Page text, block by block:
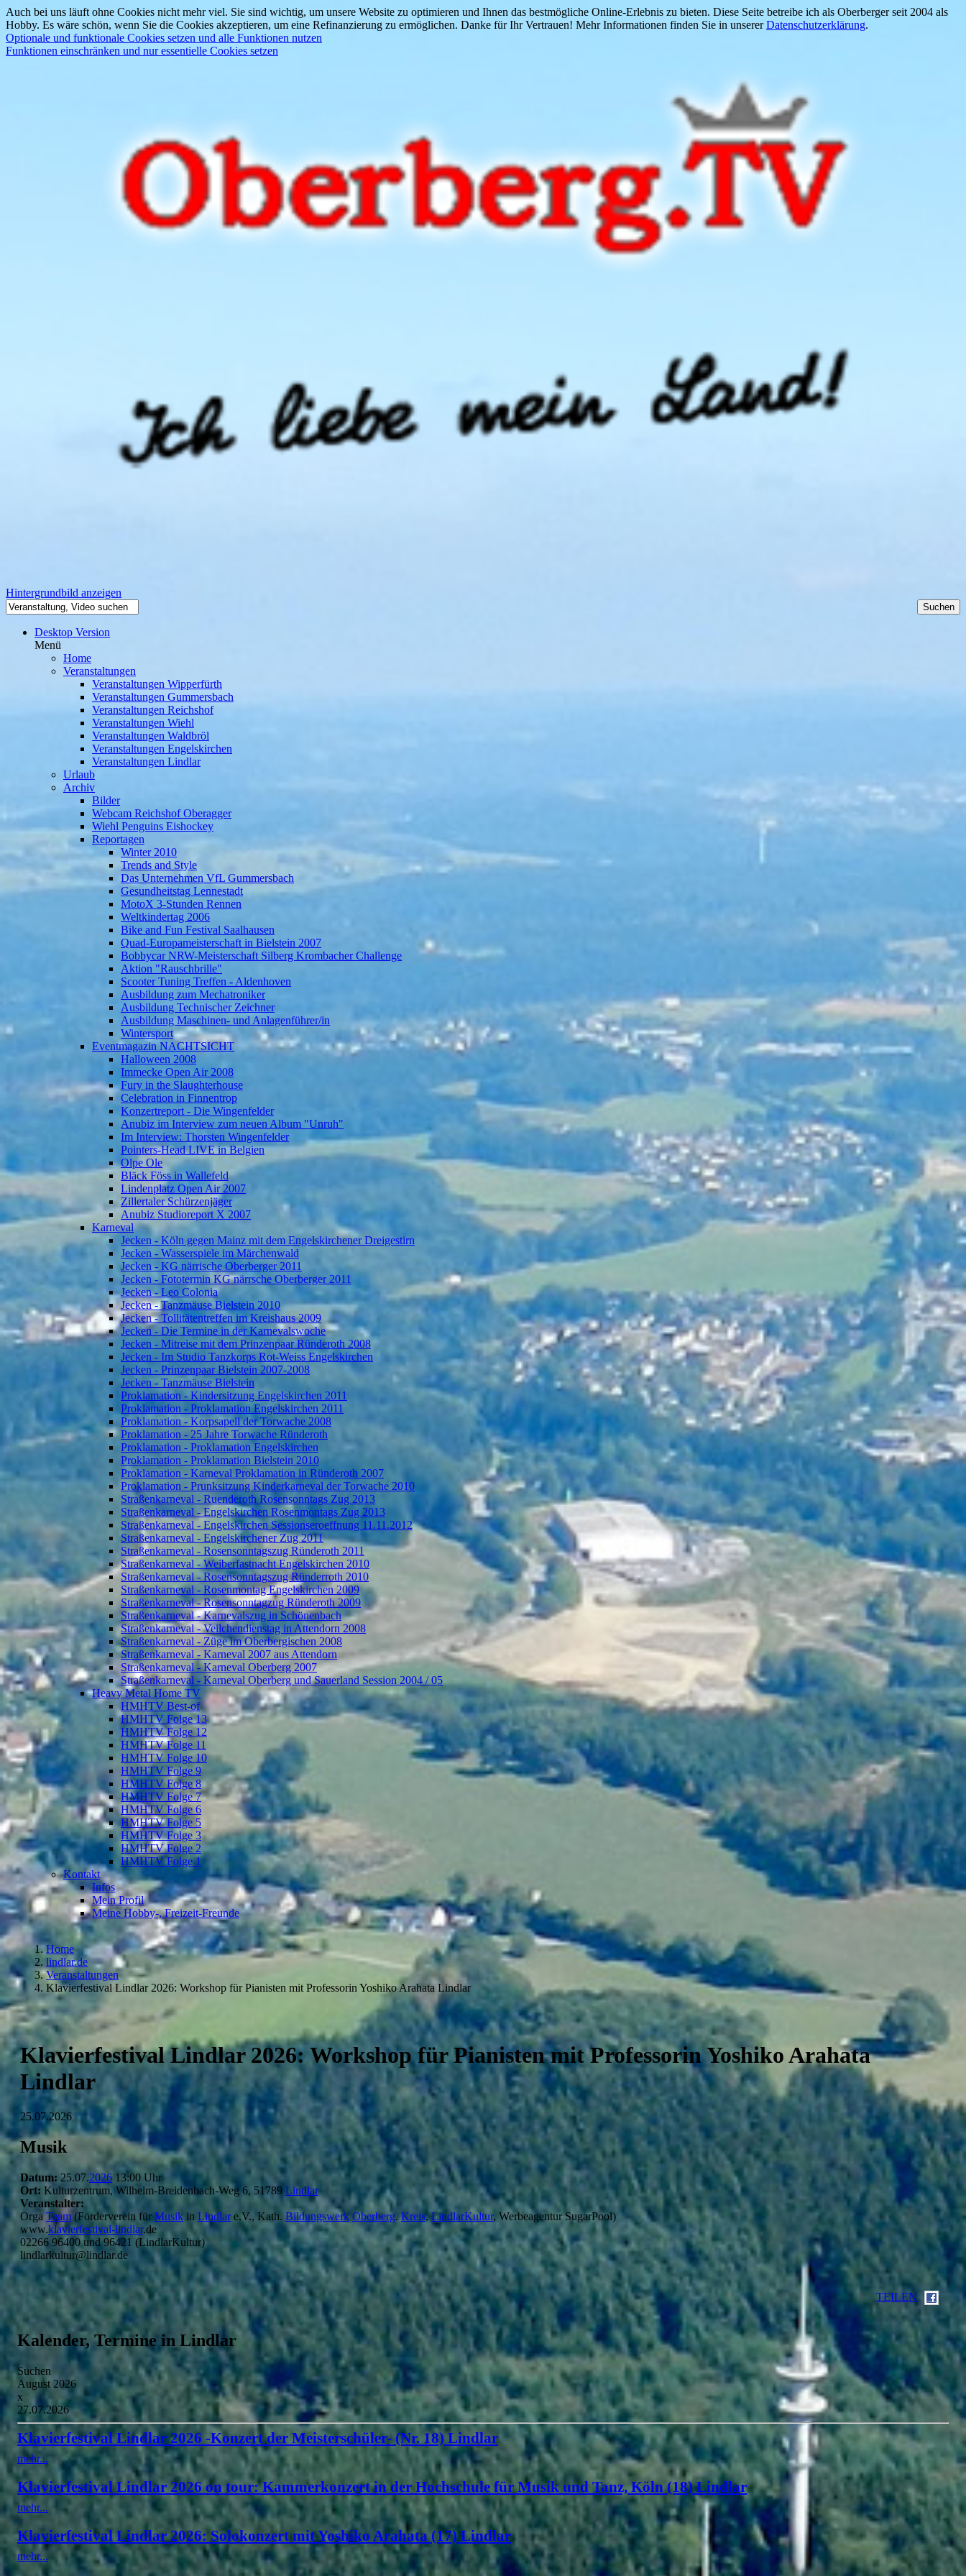
Auch bei uns läuft ohne Cookies nicht mehr viel. Sie sind wichtig, um unsere Website zu optimieren und Ihnen das bestmögliche Online-Erlebnis zu bieten. Diese Seite betreibe ich als Oberberger seit 2004 als
Hobby. Es wäre schön, wenn Sie die Cookies akzeptieren, um eine Refinanzierung zu ermöglichen. Danke für Ihr Vertrauen! Mehr Informationen finden Sie in unsererDatenschutzerklärung.
Optionale und funktionale Cookies setzen und alle Funktionen nutzen
Funktionen einschränken und nur essentielle Cookies setzen
Hintergrundbild anzeigen
Desktop Version
Menü
Home
Veranstaltungen
Veranstaltungen Wipperfürth
Veranstaltungen Gummersbach
Veranstaltungen Reichshof
Veranstaltungen Wiehl
Veranstaltungen Waldbröl
Veranstaltungen Engelskirchen
Veranstaltungen Lindlar
Urlaub
Archiv
Bilder
Webcam Reichshof Oberagger
Wiehl Penguins Eishockey
Reportagen
Winter 2010
Trends and Style
Das Unternehmen VfL Gummersbach
Gesundheitstag Lennestadt
MotoX 3-Stunden Rennen
Weltkindertag 2006
Bike and Fun Festival Saalhausen
Quad-Europameisterschaft in Bielstein 2007
Bobbycar NRW-Meisterschaft Silberg Krombacher Challenge
Aktion "Rauschbrille"
Scooter Tuning Treffen - Aldenhoven
Ausbildung zum Mechatroniker
Ausbildung Technischer Zeichner
Ausbildung Maschinen- und Anlagenführer/in
Wintersport
Eventmagazin NACHTSICHT
Halloween 2008
Immecke Open Air 2008
Fury in the Slaughterhouse
Celebration in Finnentrop
Konzertreport - Die Wingenfelder
Anubiz im Interview zum neuen Album "Unruh"
Im Interview: Thorsten Wingenfelder
Pointers-Head LIVE in Belgien
Olpe Ole
Bläck Föss in Wallefeld
Lindenplatz Open Air 2007
Zillertaler Schürzenjäger
Anubiz Studioreport X 2007
Karneval
Jecken - Köln gegen Mainz mit dem Engelskirchener Dreigestirn
Jecken - Wasserspiele im Märchenwald
Jecken - KG närrische Oberberger 2011
Jecken - Fototermin KG närrsche Oberberger 2011
Jecken - Leo Colonia
Jecken - Tanzmäuse Bielstein 2010
Jecken - Tollitätentreffen im Kreishaus 2009
Jecken - Die Termine in der Karnevalswoche
Jecken - Mitreise mit dem Prinzenpaar Ründeroth 2008
Jecken - Im Studio Tanzkorps Rot-Weiss Engelskirchen
Jecken - Prinzenpaar Bielstein 2007-2008
Jecken - Tanzmäuse Bielstein
Proklamation - Kindersitzung Engelskirchen 2011
Proklamation - Proklamation Engelskirchen 2011
Proklamation - Korpsapell der Torwache 2008
Proklamation - 25 Jahre Torwache Ründeroth
Proklamation - Proklamation Engelskirchen
Proklamation - Proklamation Bielstein 2010
Proklamation - Karneval Proklamation in Ründeroth 2007
Proklamation - Prunksitzung Kinderkarneval der Torwache 2010
Straßenkarneval - Ruenderoth Rosensonntags Zug 2013
Straßenkarneval - Engelskirchen Rosenmontags Zug 2013
Straßenkarneval - Engelskirchen Sessionseroeffnung 11.11.2012
Straßenkarneval - Engelskirchener Zug 2011
Straßenkarneval - Rosensonntagszug Ründeroth 2011
Straßenkarneval - Weiberfastnacht Engelskirchen 2010
Straßenkarneval - Rosensonntagszug Ründerroth 2010
Straßenkarneval - Rosenmontag Engelskirchen 2009
Straßenkarneval - Rosensonntagzug Ründeroth 2009
Straßenkarneval - Karnevalszug in Schönenbach
Straßenkarneval - Veilchendienstag in Attendorn 2008
Straßenkarneval - Züge im Oberbergischen 2008
Straßenkarneval - Karneval 2007 aus Attendorn
Straßenkarneval - Karneval Oberberg 2007
Straßenkarneval - Karneval Oberberg und Sauerland Session 2004 / 05
Heavy Metal Home TV
HMHTV Best-of
HMHTV Folge 13
HMHTV Folge 12
HMHTV Folge 11
HMHTV Folge 10
HMHTV Folge 9
HMHTV Folge 8
HMHTV Folge 7
HMHTV Folge 6
HMHTV Folge 5
HMHTV Folge 3
HMHTV Folge 2
HMHTV Folge 1
Kontakt
Infos
Mein Profil
Meine Hobby-, Freizeit-Freunde
Home
lindlar.de
Veranstaltungen
Klavierfestival Lindlar 2026: Workshop für Pianisten mit Professorin Yoshiko Arahata Lindlar
Klavierfestival Lindlar 2026: Workshop für Pianisten mit Professorin Yoshiko Arahata
Lindlar
25.07.2026
Musik
Datum: 25.07.2026 13:00 Uhr
Ort: Kulturzentrum, Wilhelm-Breidenbach-Weg 6, 51789 Lindlar
Veranstalter:
OrgaTeam (Förderverein für Musik in Lindlare.V., Kath. Bildungswerk Oberberg.Kreis,LindlarKultur, Werbeagentur SugarPool)
www.klavierfestival-lindlar.de
02266 96400 und 96421 (LindlarKultur)
lindlarkultur@lindlar.de
TEILEN
Kalender, Termine in Lindlar
Suchen
August 2026
x
27.07.2026
Klavierfestival Lindlar 2026 -Konzert der Meisterschüler- (Nr. 18) Lindlar
mehr...
Klavierfestival Lindlar 2026 on tour: Kammerkonzert in der Hochschule für Musik und Tanz, Köln (18) Lindlar
mehr...
Klavierfestival Lindlar 2026: Solokonzert mit Yoshiko Arahata (17) Lindlar
mehr...